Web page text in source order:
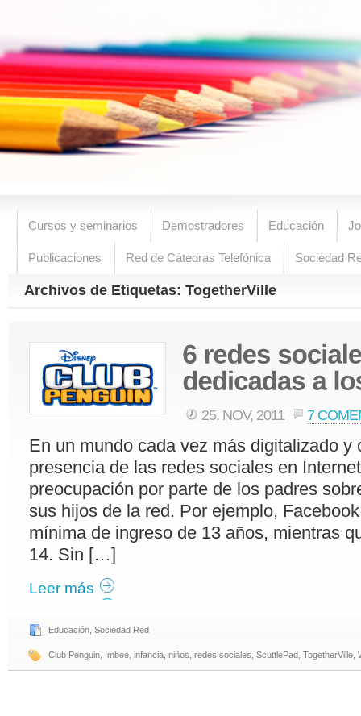
Cursos y seminarios Demostradores Educación
Publicaciones Red de Cátedras Telefónica Sociedad
Archivos de Etiquetas: TogetherVille
25. NOV, 2011 7
En un mundo cada vez más digitalizado y
presencia de las redes sociales en
preocupación por parte de los padres
sus hijos de la red. Por ejemplo,
mínima de ingreso de 13 años, mientras
14. Sin […]
Leer más
Educación Sociedad Red
Club Penguin Imbee infancia niños redes sociales ScuttlePad TogetherVille